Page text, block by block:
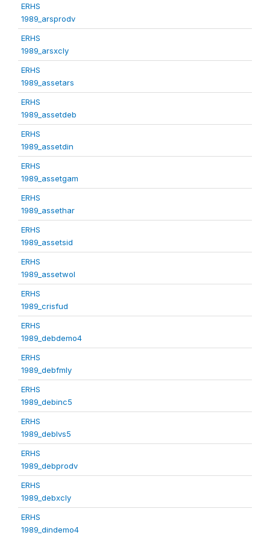
ERHS
1989_arsprodv
ERHS
1989_arsxcly
ERHS
1989_assetars
ERHS
1989_assetdeb
ERHS
1989_assetdin
ERHS
1989_assetgam
ERHS
1989_assethar
ERHS
1989_assetsid
ERHS
1989_assetwol
ERHS
1989_crisfud
ERHS
1989_debdemo4
ERHS
1989_debfmly
ERHS
1989_debinc5
ERHS
1989_deblvs5
ERHS
1989_debprodv
ERHS
1989_debxcly
ERHS
1989_dindemo4